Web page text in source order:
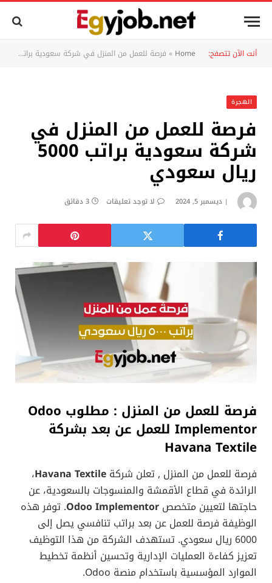
أنت الآن تتصفح: Home
» فرصة للعمل من المنزل في شركة سعودية براتب 5000 ريال سعودي
الهجرة
فرصة للعمل من المنزل في
شركة سعودية براتب 5000
ريال سعودي
ديسمبر 5, 2024 لا توجد تعليقات 3 دقائق
فرصة للعمل من المنزل : مطلوب Odoo
Implementor للعمل عن بعد بشركة
Havana Textile
فرصة للعمل من المنزل , تعلن شركة Havana Textile،
الرائدة في قطاع الأقمشة والمنسوجات بالسعودية، عن
حاجتها لتعيين متخصص Odoo Implementor. توفر هذه
الوظيفة فرصة للعمل عن بعد براتب تنافسي يصل إلى
6000 ريال سعودي. تستهدف الشركة من هذا التوظيف
تعزيز كفاءة العمليات الإدارية وتحسين أنظمة تخطيط
الموارد المؤسسية باستخدام منصة Odoo.